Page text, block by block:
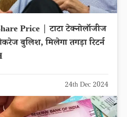
Price | टाटा टेक्नोलॉजीज
बुलिश, मिलेगा तगड़ा रिटर्न
24th Dec 2024